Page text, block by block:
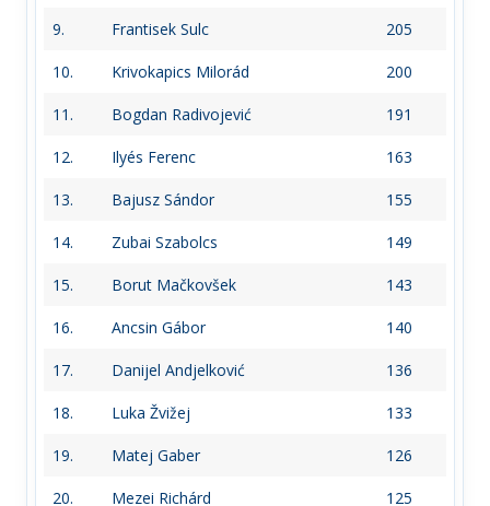
9. Frantisek Sulc 205
10. Krivokapics Milorád 200
11. Bogdan Radivojević 191
12. Ilyés Ferenc 163
13. Bajusz Sándor 155
14. Zubai Szabolcs 149
15. Borut Mačkovšek 143
16. Ancsin Gábor 140
17. Danijel Andjelković 136
18. Luka Žvižej 133
19. Matej Gaber 126
20. Mezei Richárd 125